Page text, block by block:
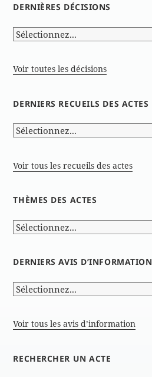
DERNIÈRES DÉCISIONS
Voir toutes les décisions
DERNIERS RECUEILS DES ACTES
Voir tous les recueils des actes
THÈMES DES ACTES
DERNIERS AVIS D’INFORMATION
Voir tous les avis d’information
RECHERCHER UN ACTE